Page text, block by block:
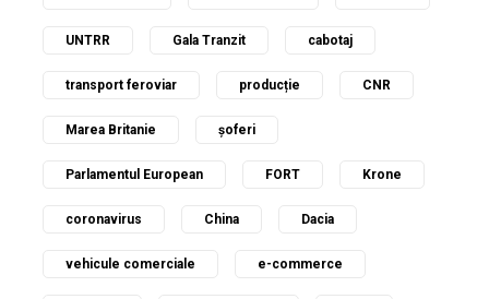
UNTRR Gala Tranzit cabotaj
transport feroviar producție CNR
Marea Britanie șoferi
Parlamentul European FORT Krone
coronavirus China Dacia
vehicule comerciale e-commerce